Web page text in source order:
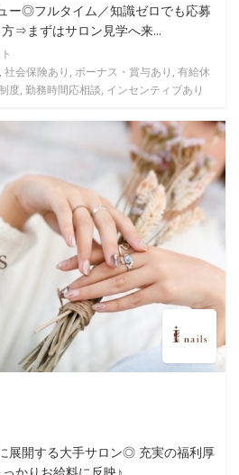
ー◎フルタイム／知識ゼロでも応募
⇒まずはサロン見学へ来...
会保険あり, ボーナス・賞与あり, 有給休
度, 勤務時間応相談, インセンティブあり
展開する大手サロン◎ 充実の福利厚
かりお給料に反映♪